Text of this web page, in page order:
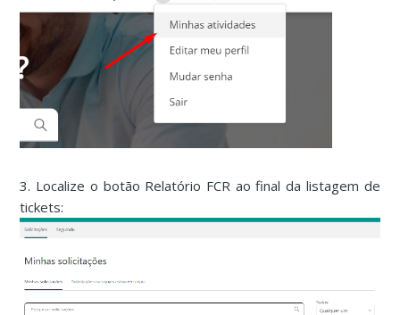
3. Localize o botão Relatório FCR ao final da listagem de
tickets: